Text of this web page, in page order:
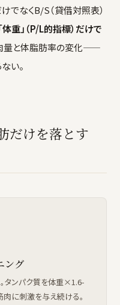
でなくB/S（貸借対照表）
体重」（P/L的指標）だけで
と体脂肪率の変化——
い。
だけを落とす
ング
タンパク質を体重×1.6-
に刺激を与え続ける。